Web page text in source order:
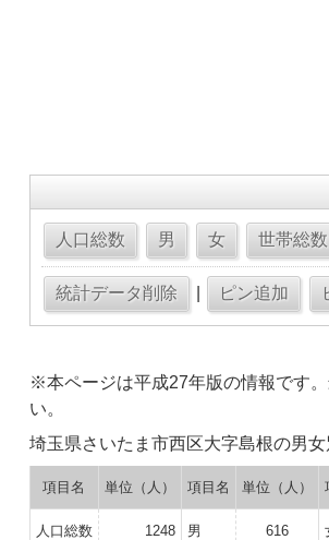
※本ページは平成27年版の情報です
い。
埼玉県さいたま市西区大字島根の男
項目名 単位（人） 項目名 単位（人）
人口総数 1248 男 616